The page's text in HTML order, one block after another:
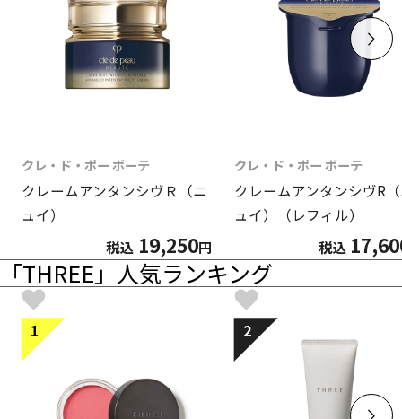
クレ・ド・ポー ボーテ
クレームアンタンシヴＲ（ニ
ュイ）
税込 19,250円
クレ・ド・ポー ボーテ
クレームアンタンシヴR
ュイ）（レフィル）
税込
「THREE」人気ランキング
1 2